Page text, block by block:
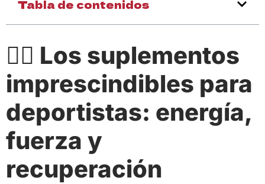
Tabla de contenidos
🏋️‍♂️ Los suplementos
imprescindibles para
deportistas: energía,
fuerza y
recuperación